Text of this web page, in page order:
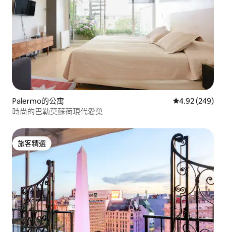
Palermo的公寓 從 249 則評價
4.92 (249)
時尚的巴勒莫蘇荷現代愛巢
旅客精選
旅客精選